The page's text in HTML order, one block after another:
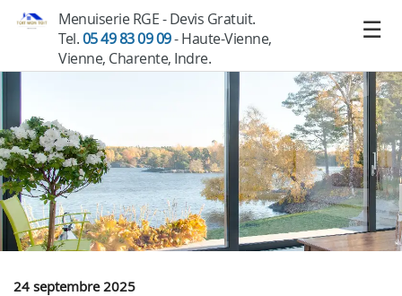
Menuiserie RGE - Devis Gratuit.
Tel.05 49 83 09 09- Haute-Vienne,
Vienne, Charente, Indre.
24 septembre 2025